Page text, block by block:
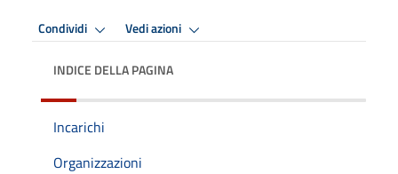
Condividi Vedi azioni
INDICE DELLA PAGINA
Incarichi
Organizzazioni